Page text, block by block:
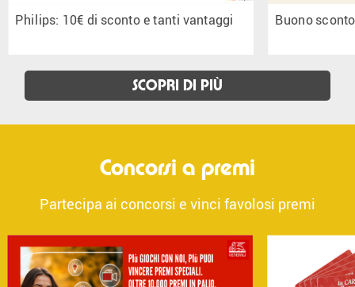
Philips: 10€ di sconto e tanti vantaggi Buono
SCOPRI DI PIÙ
Concorsi a premi
Partecipa ai concorsi e vinci favolosi premi